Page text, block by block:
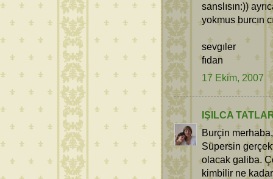
sanslısın:))
yokmus burcın
sevgıler
fıdan
17 Ekim, 2007
IŞILCA
Burçin merhaba,
Süpersin
olacak galiba.
kimbilir ne